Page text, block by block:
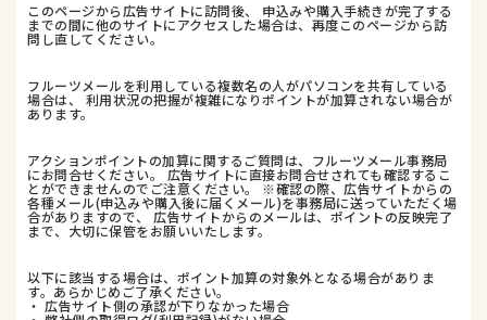
このページから広告サイトに訪問後、 申込みや購入手続きが完了する
までの間に他のサイトにアクセスした場合は、再度このページから訪
問し直してください。
フルーツメールを利用している複数名の人がパソコンを共有している
場合は、 利用状況の把握が複雑になりポイントが加算されない場合が
あります。
アクションポイントの加算に関するご質問は、フルーツメール事務局
にお問合せください。 広告サイトに直接お問合せされても確認するこ
とができませんのでご注意ください。 ※確認の際、広告サイトからの
各種メール(申込みや購入後に届くメール)を事務局に送っていただく場
合がありますので、 広告サイトからのメールは、ポイントの反映完了
まで、大切に保管をお願いいたします。
以下に該当する場合は、ポイント加算の対象外となる場合がありま
す。あらかじめご了承ください。
・ 広告サイト側の承認が下りなかった場合